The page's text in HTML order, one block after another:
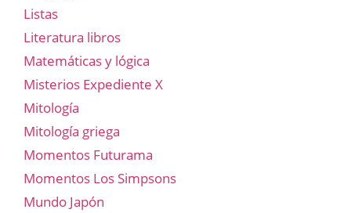
Listas
Literatura libros
Matemáticas y lógica
Misterios Expediente X
Mitología
Mitología griega
Momentos Futurama
Momentos Los Simpsons
Mundo Japón